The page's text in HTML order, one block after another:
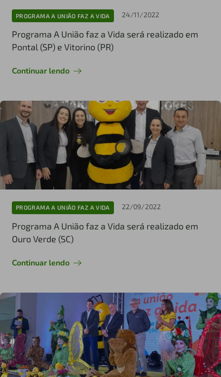
PROGRAMA A UNIÃO FAZ A VIDA 24/11/2022
Programa A União faz a Vida será realizado em
Pontal (SP) e Vitorino (PR)
Continuar lendo
PROGRAMA A UNIÃO FAZ A VIDA 22/09/2022
Programa A União faz a Vida será realizado em
Ouro Verde (SC)
Continuar lendo